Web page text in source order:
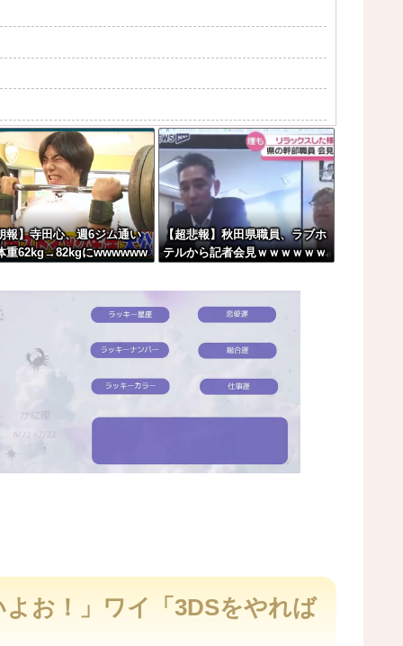
の目的って一体なんなの？？？？？？？
席ダイブした結果『こう』なってしまいお気持ち表...
たことにされてしまうｗｗｗ
ださい！！」
れを観測
しい（笑）
報】寺田心、週6ジム通い
重62kg→82kgにwwwwww
【超悲報】秋田県職員、ラブホ
テルから記者会見ｗｗｗｗｗｗ
e
お！」ワイ「3DSをやれば